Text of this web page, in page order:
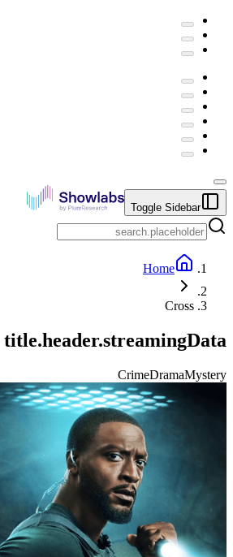
Toggle Sidebar
Home
Cross
title.header.streamingData
CrimeDramaMystery